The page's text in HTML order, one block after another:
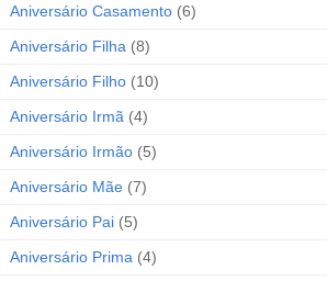
Aniversário Casamento (6)
Aniversário Filha (8)
Aniversário Filho (10)
Aniversário Irmã (4)
Aniversário Irmão (5)
Aniversário Mãe (7)
Aniversário Pai (5)
Aniversário Prima (4)